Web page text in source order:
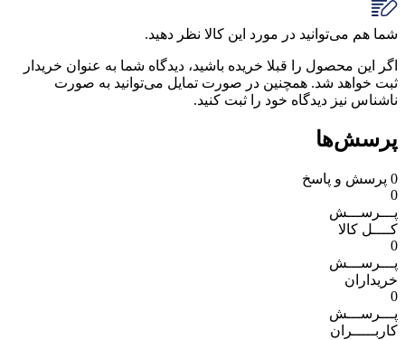
شما هم می‌توانید در مورد این کالا نظر دهید.
اگر این محصول را قبلا خریده باشید، دیدگاه شما به عنوان خریدار
ثبت خواهد شد. همچنین در صورت تمایل می‌توانید به صورت
ناشناس نیز دیدگاه خود را ثبت کنید.
پرسش‌ها
0 پرسش و پاسخ
0
پـــرســـش
کــــل کالا
0
پـــرســـش
خریداران
0
پـــرســـش
کاربـــــران